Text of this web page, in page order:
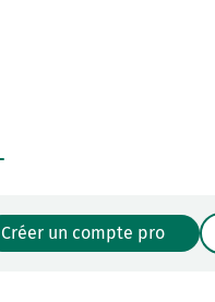
Créer un compte pro